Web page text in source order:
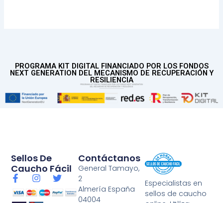
PROGRAMA KIT DIGITAL FINANCIADO POR LOS FONDOS
NEXT GENERATION DEL MECANISMO DE RECUPERACIÓN Y
RESILIENCIA
Especialistas en
sellos de caucho
Contáctanos
General Tamayo,
2
Almería España
04004
Sellos De
Caucho Fácil
F
a
c
I
s
T
i